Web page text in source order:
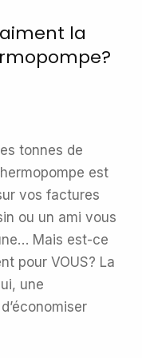
la
tonnes de
est
vos factures
ou un ami vous
Mais est-ce
pour VOUS? La
une